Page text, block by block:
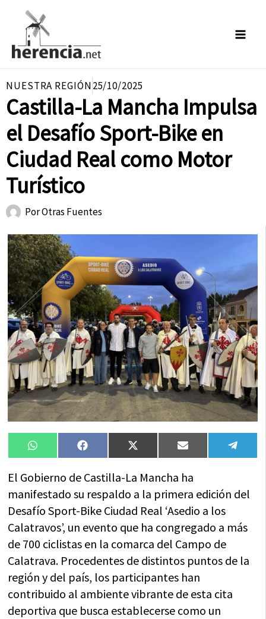
contenido
NUESTRA REGIÓN25/10/2025
Castilla-La Mancha Impulsa
el Desafío Sport-Bike en
Ciudad Real como Motor
Turístico
PorOtras Fuentes
Compartir
en
WhatsAppCompartir
en
FacebookCompartir
en
X
(Twitter)
Compartir
en
Email
en
El Gobierno de Castilla-La Mancha ha
manifestado su respaldo a la primera edición del
Desafío Sport-Bike Ciudad Real ‘Asedio a los
Calatravos’, un evento que ha congregado a más
de 700 ciclistas en la comarca del Campo de
Calatrava. Procedentes de distintos puntos de la
región y del país, los participantes han
contribuido al ambiente vibrante de esta cita
deportiva que busca establecerse como un